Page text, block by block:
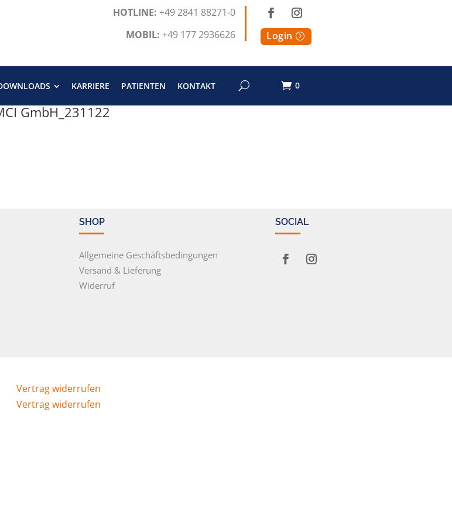
HOTLINE: +49 2841 88271-0
MOBIL: +49 177 2936626 Login
KARRIERE PATIENTEN KONTAKT 0
GmbH_231122
SHOP
Allgemeine Geschäftsbedingungen
Versand & Lieferung
Widerruf
SOCIAL
Vertrag widerrufen
Vertrag widerrufen